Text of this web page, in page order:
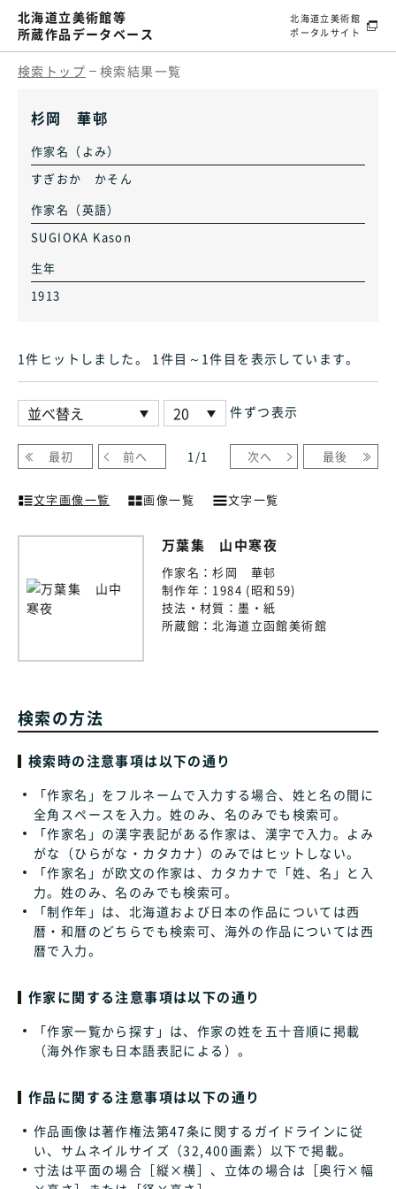
北海道立美術館等
所蔵作品データベース
北海道立美術館
ポータルサイト
検索トップ 検索結果一覧
杉岡 華邨
作家名（よみ）
すぎおか かそん
作家名（英語）
SUGIOKA Kason
生年
1913
1件ヒット しました。 1件目～1件目 を表示しています。
件ずつ表示
最初 前へ 1 /1 次へ 最後
文字画像一覧 画像一覧 文字一覧
万葉集 山中寒夜
作家名：杉岡 華邨
制作年： 1984 (昭和59)
技法・材質： 墨・紙
所蔵館：北海道立函館美術館
検索の方法
検索時の注意事項は以下の通り
「作家名」をフルネームで入力する場合、姓と名の間に
全角スペースを入力。姓のみ、名のみでも検索可。
「作家名」の漢字表記がある作家は、漢字で入力。よみ
がな（ひらがな・カタカナ）のみではヒットしない。
「作家名」が欧文の作家は、カタカナで「姓、名」と入
力。姓のみ、名のみでも検索可。
「制作年」は、北海道および日本の作品については西
暦・和暦のどちらでも検索可、海外の作品については西
暦で入力。
作家に関する注意事項は以下の通り
「作家一覧から探す」は、作家の姓を五十音順に掲載
（海外作家も日本語表記による）。
作品に関する注意事項は以下の通り
作品画像は著作権法第47条に関するガイドラインに従
い、サムネイルサイズ（32,400画素）以下で掲載。
寸法は平面の場合［縦×横］、立体の場合は［奥行×幅